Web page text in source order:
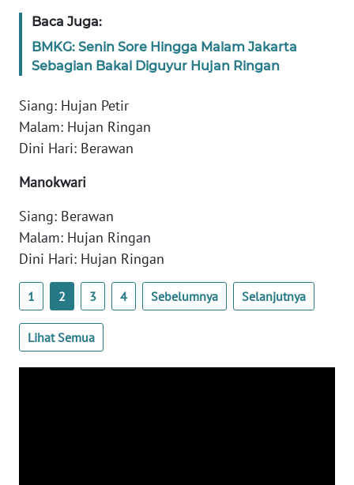
Baca Juga:
BMKG: Senin Sore Hingga Malam Jakarta
Sebagian Bakal Diguyur Hujan Ringan
Siang: Hujan Petir
Malam: Hujan Ringan
Dini Hari: Berawan
Manokwari
Siang: Berawan
Malam: Hujan Ringan
Dini Hari: Hujan Ringan
1 2 3 4 Sebelumnya Selanjutnya
Lihat Semua
WN
JABAR
WN
WN
NTT
WN
WN
PAPUA
WN
PAPUA
BARAT